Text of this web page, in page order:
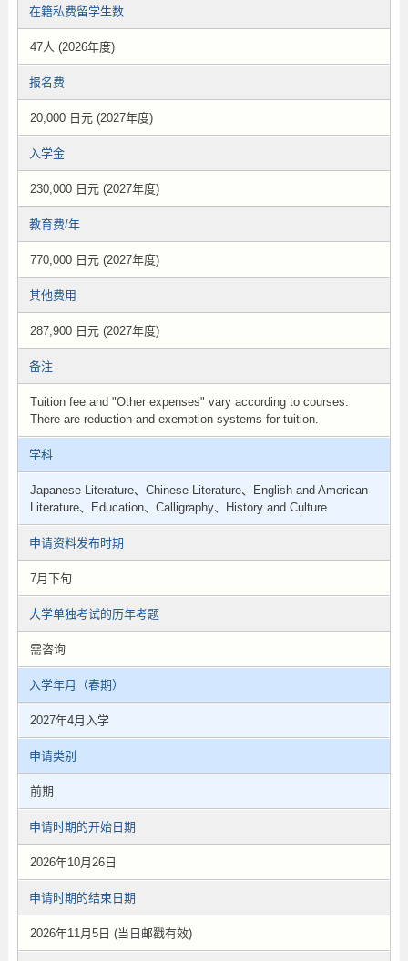
在籍私费留学生数
47人 (2026年度)
报名费
20,000 日元 (2027年度)
入学金
230,000 日元 (2027年度)
教育费/年
770,000 日元 (2027年度)
其他费用
287,900 日元 (2027年度)
备注
Tuition fee and "Other expenses" vary according to courses.
There are reduction and exemption systems for tuition.
学科
Japanese Literature、Chinese Literature、English and American
Literature、Education、Calligraphy、History and Culture
申请资料发布时期
7月下旬
大学单独考试的历年考题
需咨询
入学年月（春期）
2027年4月入学
申请类别
前期
申请时期的开始日期
2026年10月26日
申请时期的结束日期
2026年11月5日 (当日邮戳有效)